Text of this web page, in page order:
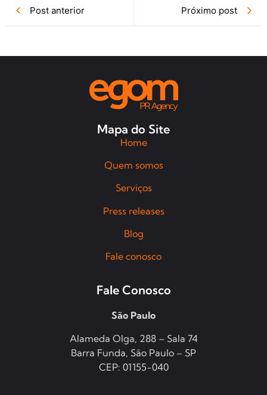
Post anterior Próximo post
Mapa do Site
Home
Quem somos
Serviços
Press releases
Blog
Fale conosco
Fale Conosco
São Paulo
Alameda Olga, 288 – Sala 74
Barra Funda, São Paulo – SP
CEP: 01155-040